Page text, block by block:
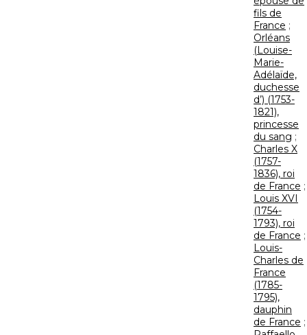
fils de
France ;
Orléans
(Louise-
Marie-
Adélaïde,
duchesse
d’) (1753-
1821),
princesse
du sang ;
Charles X
(1757-
1836), roi
de France ;
Louis XVI
(1754-
1793), roi
de France ;
Louis-
Charles de
France
(1785-
1795),
dauphin
de France ;